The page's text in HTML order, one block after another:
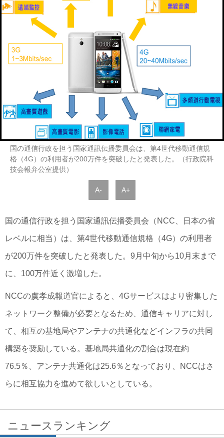
国の通信行政を担う国家通訊伝播委員会は、第4世代移動通信規
格（4G）の利用者が200万件を突破したと発表した。（行政院科
技会報弁公室提供）
A- A+
国の通信行政を担う国家通訊伝播委員会（NCC、日本の省
レベルに相当）は、第4世代移動通信規格（4G）の利用者
が200万件を突破したと発表した。9月中旬から10月末まで
に、100万件近く激増した。
NCCの虞孝成報道官によると、4Gサービスはより密集した
ネットワーク整備が必要となるため、通信キャリアに対し
て、相互の基地局やアンテナの共通化などインフラの共同
構築を奨励している。基地局共通化の割合は現在約
76.5％、アンテナ共通化は25.6％となっており、NCCはさ
らに相互協力を進めて欲しいとしている。
ニュースランキング